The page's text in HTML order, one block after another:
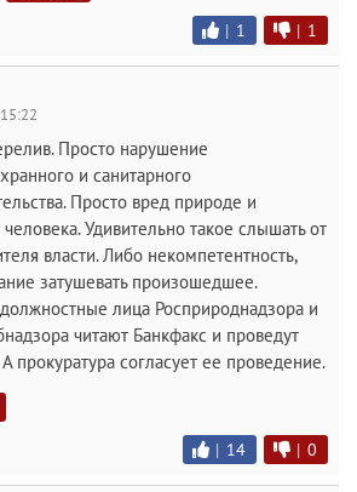
| 1 | 1
Просто нарушение
и санитарного
Просто вред природе и
Удивительно такое слышать от
власти. Либо некомпетентность,
затушевать произошедшее.
лица Росприроднадзора и
читают Банкфакс и проведут
прокуратура согласует ее проведение.
| 14 | 0